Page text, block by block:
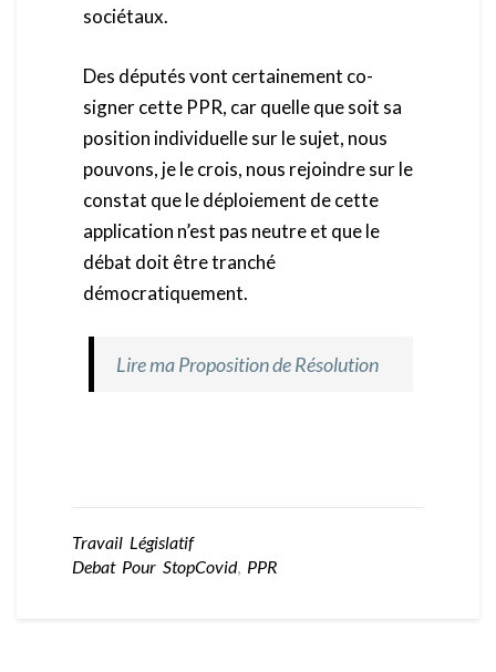
sociétaux.
Des députés vont certainement co-
signer cette PPR, car quelle que soit sa
position individuelle sur le sujet, nous
pouvons, je le crois, nous rejoindre sur le
constat que le déploiement de cette
application n’est pas neutre et que le
débat doit être tranché
démocratiquement.
Lire ma Proposition de Résolution
Travail Législatif
Debat Pour StopCovid, PPR